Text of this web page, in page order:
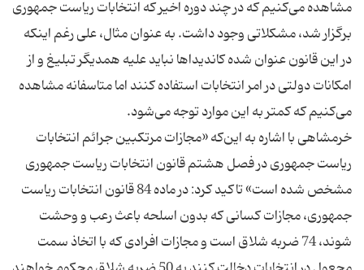
مشاهده می‌کنیم که در چند دوره اخیر که انتخابات ریاست جمهوری
برگزار شد، مشکلاتی وجود داشت. به عنوان مثال، علی رغم اینکه
در این قانون عنوان شده کاندیداها نباید علیه همدیگر تبلیغ و از
امکانات دولتی در امر انتخابات استفاده کنند اما متاسفانه مشاهده
خرمشاهی با اشاره به این‌که «مجازات مرتکبین جرائم انتخابات
ریاست جمهوری در فصل هشتم قانون انتخابات ریاست جمهوری
مشخص شده است» تاکید کرد: در ماده 84 قانون انتخابات ریاست
جمهوری، مجازات کسانی که بدون اسلحه باعث رعب و وحشت
شوند، 74 ضربه شلاق است و مجازات افرادی که با اتخاذ سمت